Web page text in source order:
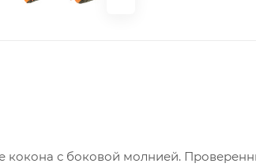
с боковой молнией.